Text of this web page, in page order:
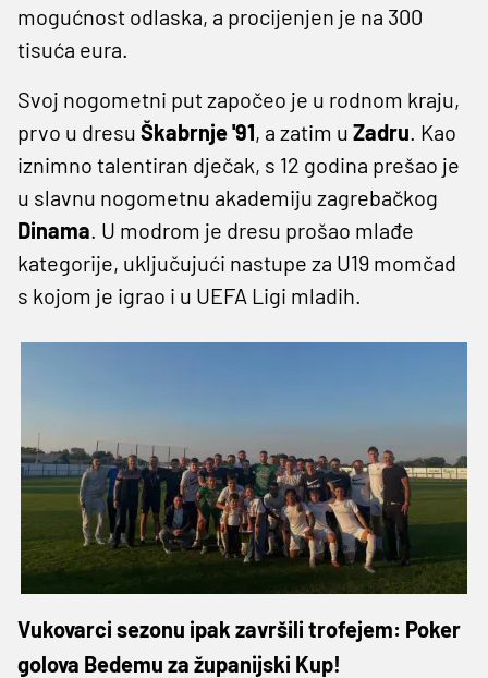
mogućnost odlaska, a procijenjen je na 300
tisuća eura.
Svoj nogometni put započeo je u rodnom kraju,
prvo u dresu Škabrnje '91, a zatim u Zadru. Kao
iznimno talentiran dječak, s 12 godina prešao je
u slavnu nogometnu akademiju zagrebačkog
Dinama. U modrom je dresu prošao mlađe
kategorije, uključujući nastupe za U19 momčad
s kojom je igrao i u UEFA Ligi mladih.
Vukovarci sezonu ipak završili trofejem: Poker
golova Bedemu za županijski Kup!